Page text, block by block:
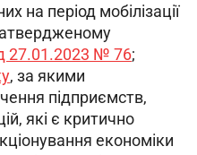
на період мобілізації
27.01.2023 № 76;
, за якими
підприємств,
які є критично
економіки